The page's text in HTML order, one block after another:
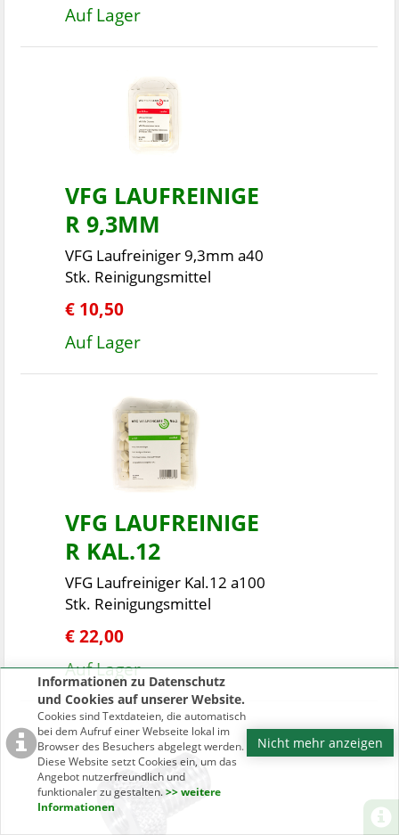
Informationen zu Datenschutz
und Cookies auf unserer Website.
Cookies sind Textdateien, die automatisch
bei dem Aufruf einer Webseite lokal im
Browser des Besuchers abgelegt werden.
Diese Website setzt Cookies ein, um das
Angebot nutzerfreundlich und
funktionaler zu gestalten.>> weitere
Informationen
Nicht mehr anzeigen
Auf Lager
VFG LAUFREINIGE
R 9,3MM
VFG Laufreiniger 9,3mm a40
Stk. Reinigungsmittel
€ 10,50
Auf Lager
VFG LAUFREINIGE
R KAL.12
VFG Laufreiniger Kal.12 a100
Stk. Reinigungsmittel
€ 22,00
Auf Lager